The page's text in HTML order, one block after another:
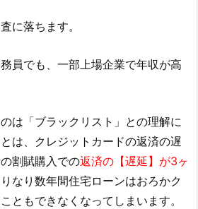
に落ちます。
員でも、一部上場企業で年収が高
は「ブラックリスト」との理解に
は、クレジットカードの返済の遅
割賦購入での返済の【遅延】が3ヶ
なり数年間住宅ローンはおろかク
ともできなくなってしまいます。